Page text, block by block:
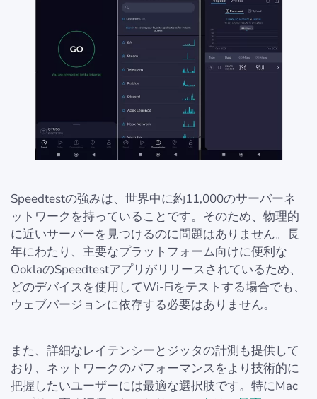
Speedtestの強みは、世界中に約11,000のサーバーネ
ットワークを持っていることです。そのため、物理的
に近いサーバーを見つけるのに問題はありません。長
年にわたり、主要なプラットフォーム向けに便利な
OoklaのSpeedtestアプリがリリースされているため、
どのデバイスを使用してWi-Fiをテストする場合でも、
ウェブバージョンに依存する必要はありません。
また、詳細なレイテンシーとジッタの計測も提供して
おり、ネットワークのパフォーマンスをより技術的に
把握したいユーザーには最適な選択肢です。特にMac